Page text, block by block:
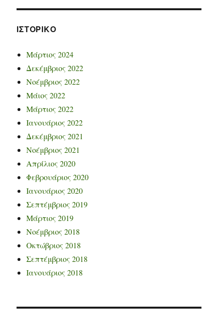
ΙΣΤΟΡΙΚΌ
Μάρτιος 2024
Δεκέμβριος 2022
Νοέμβριος 2022
Μάιος 2022
Μάρτιος 2022
Ιανουάριος 2022
Δεκέμβριος 2021
Νοέμβριος 2021
Απρίλιος 2020
Φεβρουάριος 2020
Ιανουάριος 2020
Σεπτέμβριος 2019
Μάρτιος 2019
Νοέμβριος 2018
Οκτώβριος 2018
Σεπτέμβριος 2018
Ιανουάριος 2018